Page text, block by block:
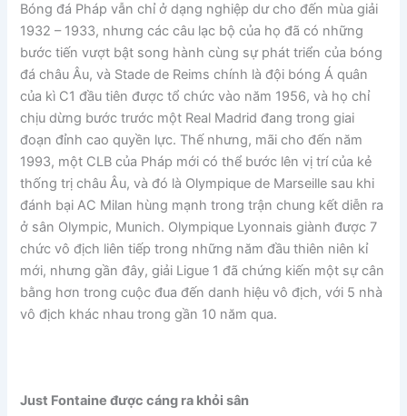
Bóng đá Pháp vẫn chỉ ở dạng nghiệp dư cho đến mùa giải
1932 – 1933, nhưng các câu lạc bộ của họ đã có những
bước tiến vượt bật song hành cùng sự phát triển của bóng
đá châu Âu, và Stade de Reims chính là đội bóng Á quân
của kì C1 đầu tiên được tổ chức vào năm 1956, và họ chỉ
chịu dừng bước trước một Real Madrid đang trong giai
đoạn đỉnh cao quyền lực. Thế nhưng, mãi cho đến năm
1993, một CLB của Pháp mới có thể bước lên vị trí của kẻ
thống trị châu Âu, và đó là Olympique de Marseille sau khi
đánh bại AC Milan hùng mạnh trong trận chung kết diễn ra
ở sân Olympic, Munich. Olympique Lyonnais giành được 7
chức vô địch liên tiếp trong những năm đầu thiên niên kỉ
mới, nhưng gần đây, giải Ligue 1 đã chứng kiến một sự cân
bằng hơn trong cuộc đua đến danh hiệu vô địch, với 5 nhà
vô địch khác nhau trong gần 10 năm qua.
Just Fontaine được cáng ra khỏi sân